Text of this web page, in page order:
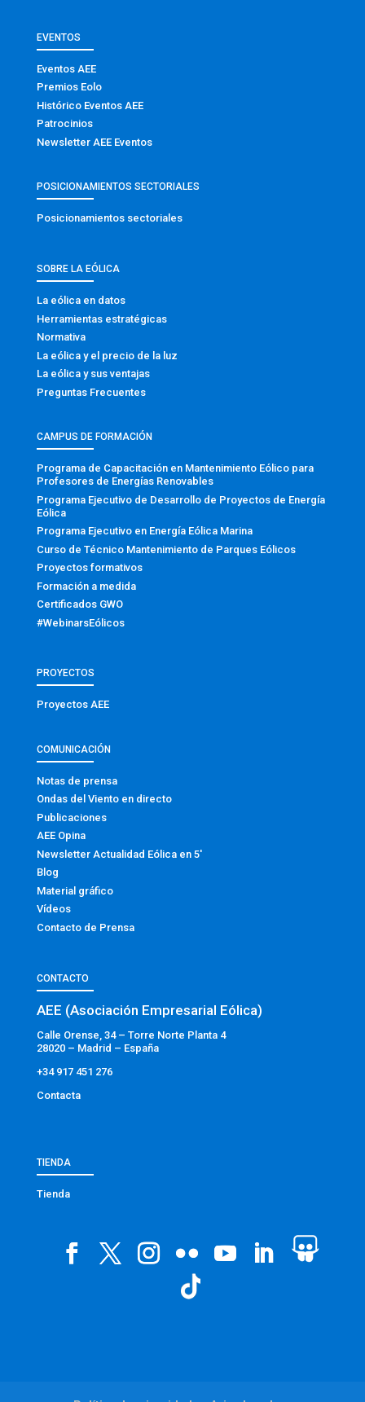
EVENTOS
Eventos AEE
Premios Eolo
Histórico Eventos AEE
Patrocinios
Newsletter AEE Eventos
POSICIONAMIENTOS SECTORIALES
Posicionamientos sectoriales
SOBRE LA EÓLICA
La eólica en datos
Herramientas estratégicas
Normativa
La eólica y el precio de la luz
La eólica y sus ventajas
Preguntas Frecuentes
CAMPUS DE FORMACIÓN
Programa de Capacitación en Mantenimiento Eólico para
Profesores de Energías Renovables
Programa Ejecutivo de Desarrollo de Proyectos de Energía
Eólica
Programa Ejecutivo en Energía Eólica Marina
Curso de Técnico Mantenimiento de Parques Eólicos
Proyectos formativos
Formación a medida
Certificados GWO
#WebinarsEólicos
PROYECTOS
Proyectos AEE
COMUNICACIÓN
Notas de prensa
Ondas del Viento en directo
Publicaciones
AEE Opina
Newsletter Actualidad Eólica en 5′
Blog
Material gráfico
Vídeos
Contacto de Prensa
CONTACTO
AEE (Asociación Empresarial Eólica)
Calle Orense, 34 – Torre Norte Planta 4
28020 – Madrid – España
+34 917 451 276
Contacta
TIENDA
Tienda